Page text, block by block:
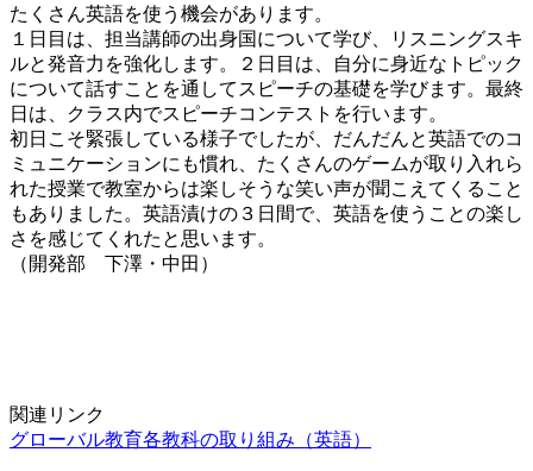
たくさん英語を使う機会があります。
１日目は、担当講師の出身国について学び、リスニングスキ
ルと発音力を強化します。２日目は、自分に身近なトピック
について話すことを通してスピーチの基礎を学びます。最終
日は、クラス内でスピーチコンテストを行います。
初日こそ緊張している様子でしたが、だんだんと英語でのコ
ミュニケーションにも慣れ、たくさんのゲームが取り入れら
れた授業で教室からは楽しそうな笑い声が聞こえてくること
もありました。英語漬けの３日間で、英語を使うことの楽し
さを感じてくれたと思います。
（開発部 下澤・中田）
関連リンク
グローバル教育各教科の取り組み（英語）